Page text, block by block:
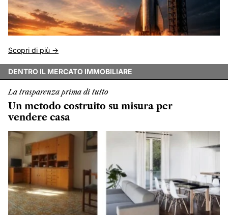
Scopri di più ->
DENTRO IL MERCATO IMMOBILIARE
La trasparenza prima di tutto
Un metodo costruito su misura per
vendere casa